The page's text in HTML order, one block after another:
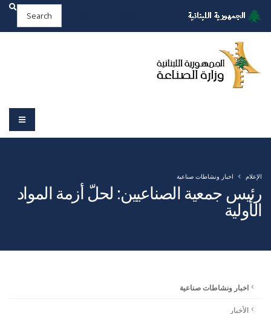
رئيس جمعية الصناعيين: لحلّ أزمة المواد
الأولية
الإعلام اخبار ونشاطات صناعية
اخبار ونشاطات صناعية
الأخبار